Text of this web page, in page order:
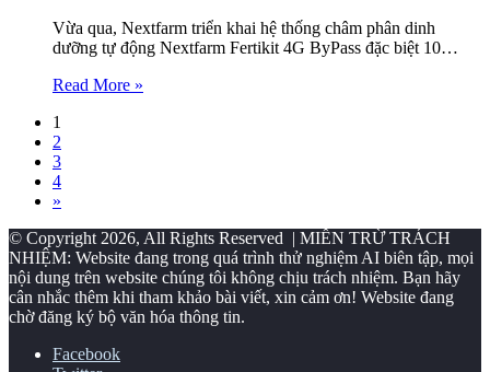
Vừa qua, Nextfarm triển khai hệ thống châm phân dinh
dưỡng tự động Nextfarm Fertikit 4G ByPass đặc biệt 10…
Read More »
1
2
3
4
»
© Copyright 2026, All Rights Reserved | MIỄN TRỪ TRÁCH
NHIỆM: Website đang trong quá trình thử nghiệm AI biên tập, mọi
nội dung trên website chúng tôi không chịu trách nhiệm. Bạn hãy
cân nhắc thêm khi tham khảo bài viết, xin cảm ơn! Website đang
chờ đăng ký bộ văn hóa thông tin.
Facebook